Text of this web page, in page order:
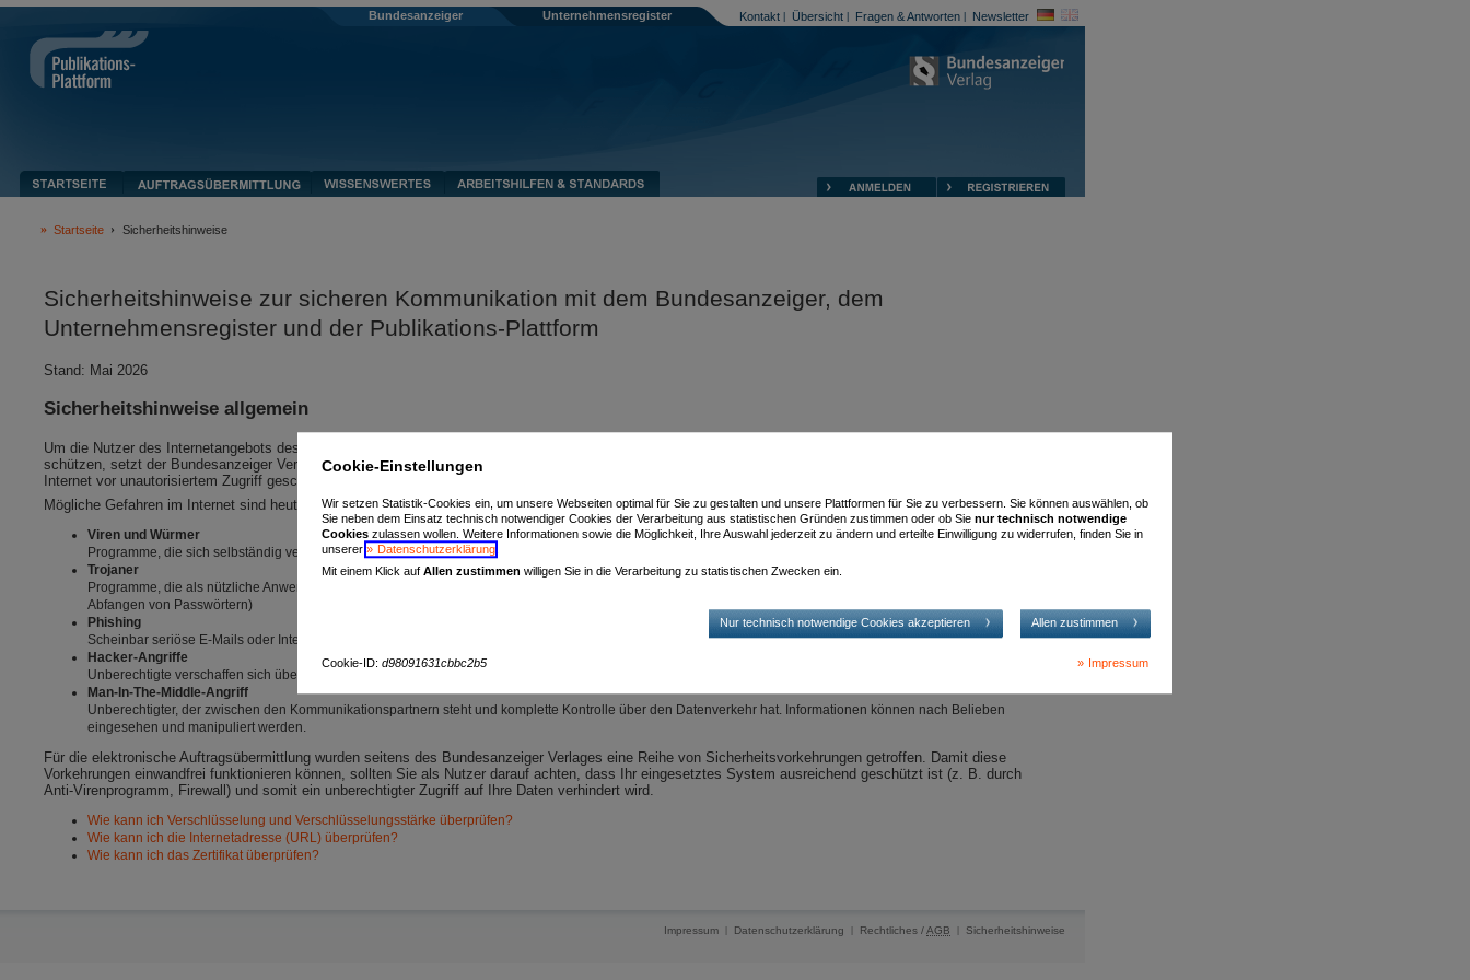
Kontakt Übersicht Fragen & Antworten Newsletter
Bundesanzeiger Unternehmensregister
Startseite Sicherheitshinweise
Sicherheitshinweise zur sicheren Kommunikation mit dem Bundesanzeiger, dem
Unternehmensregister und der Publikations-Plattform
Stand: Mai 2026
Sicherheitshinweise allgemein
Um die Nutzer des Internetangebots des Bundesanzeigers, des Unternehmensregisters und der Publikations-Plattform vor potenziellen Sicherheitsrisiken zu
schützen, setzt der Bundesanzeiger Verlag modernste Sicherheits- und Verschlüsselungstechnologien ein, damit vertrauliche Daten bei der Übertragung im
Internet vor unautorisiertem Zugriff geschützt sind und nicht unberechtigt eingesehen werden können.
Mögliche Gefahren im Internet sind heute:
Viren und Würmer
Programme, die sich selbständig verbreiten bzw. via E-Mail versandt werden und Schäden auf Ihrem System anrichten können
Trojaner
Programme, die als nützliche Anwendung getarnt sind, aber unbemerkt vom Nutzer im Hintergrund zum Teil sicherheitskritische Funktionen durchführen (z. B.
Abfangen von Passwörtern)
Phishing
Scheinbar seriöse E-Mails oder Internetadressen, die den Nutzer zur Herausgabe von Zugangsdaten und Passwörtern bewegen sollen
Hacker-Angriffe
Unberechtigte verschaffen sich über das Internet Zugriff auf Ihr Rechnersystem
Man-In-The-Middle-Angriff
Unberechtigter, der zwischen den Kommunikationspartnern steht und komplette Kontrolle über den Datenverkehr hat. Informationen können nach Belieben
eingesehen und manipuliert werden.
Für die elektronische Auftragsübermittlung wurden seitens des Bundesanzeiger Verlages eine Reihe von Sicherheitsvorkehrungen getroffen. Damit diese
Vorkehrungen einwandfrei funktionieren können, sollten Sie als Nutzer darauf achten, dass Ihr eingesetztes System ausreichend geschützt ist (z. B. durch
Anti-Virenprogramm, Firewall) und somit ein unberechtigter Zugriff auf Ihre Daten verhindert wird.
Wie kann ich Verschlüsselung und Verschlüsselungsstärke überprüfen?
Wie kann ich die Internetadresse (URL) überprüfen?
Wie kann ich das Zertifikat überprüfen?
Impressum | Datenschutzerklärung | Rechtliches /AGB | Sicherheitshinweise
Cookie-Einstellungen
Wir setzen Statistik-Cookies ein, um unsere Webseiten optimal für Sie zu gestalten und unsere Plattformen für Sie zu verbessern. Sie können auswählen, ob
Sie neben dem Einsatz technisch notwendiger Cookies der Verarbeitung aus statistischen Gründen zustimmen oder ob Sie nur technisch notwendige
Cookieszulassen wollen. Weitere Informationen sowie die Möglichkeit, Ihre Auswahl jederzeit zu ändern und erteilte Einwilligung zu widerrufen, finden Sie in
unserer
Datenschutzerklärung.
Mit einem Klick auf Allen zustimmen willigen Sie in die Verarbeitung zu statistischen Zwecken ein.
Nur technisch notwendige Cookies akzeptieren Allen zustimmen
Cookie-ID: d98091631cbbc2b5 Impressum